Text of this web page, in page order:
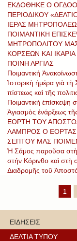
ΕΚΔΟΘΗΚΕ Ο
ΠΕΡΙΟΔΙΚΟΥ
ΙΕΡΑΣ
ΠΟΙΜΑΝΤΙΚΗ
ΜΗΤΡΟΠΟΛΙΤΟΥ
ΚΟΡΣΕΩΝ ΚΑΙ ΙΚΑΡΙΑ
ΠΟΙΝΗ ΑΡΓΙΑΣ
Ποιμαντική
Ἱστορικὴ ἡμέρα γιὰ
πίστεως καὶ τῆς
Ποιμαντική ἐπίσκεψη
Ἀγιασμὸς ἐνάρξεως
ΕΟΡΤΗ ΤΟΥ
ΛΑΜΠΡΟΣ Ο
ΣΕΠΤΟΥ ΜΑΣ
Ἡ Σάμος παροῦσα
στήν Κόρινθο καὶ στὴ
Διαδρομῆς τοῦ
1
ΕΙΔΗΣΕΙΣ
ΔΕΛΤΙΑ ΤΥΠΟΥ